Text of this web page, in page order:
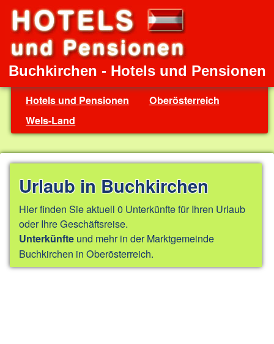
Buchkirchen - Hotels und Pensionen
Hotels und Pensionen
Oberösterreich
Wels-Land
Urlaub in Buchkirchen
Hier finden Sie aktuell 0 Unterkünfte für Ihren Urlaub
oder Ihre Geschäftsreise.
Unterkünfte und mehr in der Marktgemeinde
Buchkirchen in Oberösterreich.